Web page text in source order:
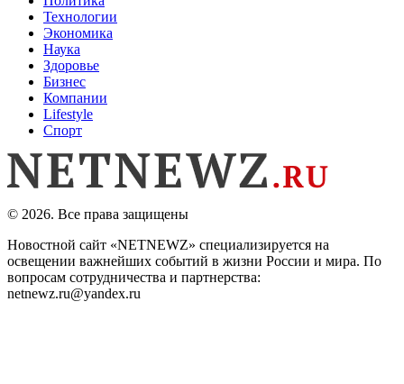
Технологии
Экономика
Наука
Здоровье
Бизнес
Компании
Lifestyle
Спорт
© 2026. Все права защищены
Новостной сайт «NETNEWZ» специализируется на
освещении важнейших событий в жизни России и мира. По
вопросам сотрудничества и партнерства:
netnewz.ru@yandex.ru